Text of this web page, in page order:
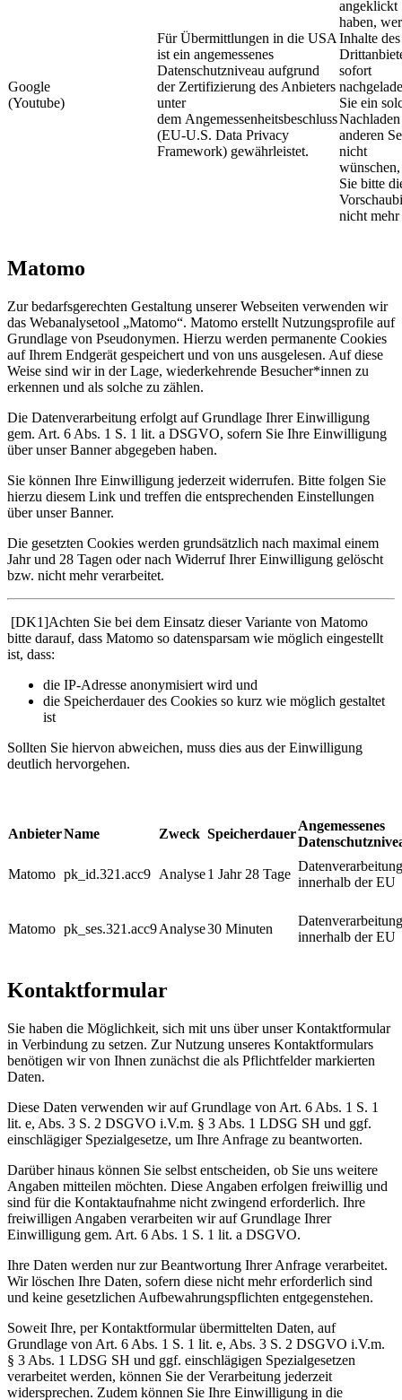
Google
(Youtube)
Für Übermittlungen in die USA
ist ein angemessenes
Datenschutzniveau aufgrund
der Zertifizierung des Anbieters
unter
dem Angemessenheitsbeschluss
(EU-U.S. Data Privacy
Framework) gewährleistet. ​
angeklickt
haben,
Inhalte des
sofort
Sie ein
anderen
nicht
Sie bitte
nicht mehr
Matomo
Zur bedarfsgerechten Gestaltung unserer Webseiten verwenden wir
das Webanalysetool „Matomo“. Matomo erstellt Nutzungsprofile auf
Grundlage von Pseudonymen. Hierzu werden permanente Cookies
auf Ihrem Endgerät gespeichert und von uns ausgelesen. Auf diese
Weise sind wir in der Lage, wiederkehrende Besucher*innen zu
erkennen und als solche zu zählen.
Die Datenverarbeitung erfolgt auf Grundlage Ihrer Einwilligung
gem. Art. 6 Abs. 1 S. 1 lit. a DSGVO, sofern Sie Ihre Einwilligung
über unser Banner abgegeben haben.
Sie können Ihre Einwilligung jederzeit widerrufen. Bitte folgen Sie
hierzu diesem Link und treffen die entsprechenden Einstellungen
über unser Banner.
Die gesetzten Cookies werden grundsätzlich nach maximal einem
Jahr und 28 Tagen oder nach Widerruf Ihrer Einwilligung gelöscht
bzw. nicht mehr verarbeitet.
[DK1]Achten Sie bei dem Einsatz dieser Variante von Matomo
bitte darauf, dass Matomo so datensparsam wie möglich eingestellt
ist, dass:
die IP-Adresse anonymisiert wird und
die Speicherdauer des Cookies so kurz wie möglich gestaltet
ist
Sollten Sie hiervon abweichen, muss dies aus der Einwilligung
deutlich hervorgehen.
AnbieterName Zweck Speicherdauer
Angemessenes
Matomo pk_id.321.acc9 Analyse1 Jahr 28 Tage
Datenverarbeitung
innerhalb der EU
Matomo pk_ses.321.acc9Analyse30 Minuten
Datenverarbeitung
innerhalb der EU
Kontaktformular
Sie haben die Möglichkeit, sich mit uns über unser Kontaktformular
in Verbindung zu setzen. Zur Nutzung unseres Kontaktformulars
benötigen wir von Ihnen zunächst die als Pflichtfelder markierten
Daten.
Diese Daten verwenden wir auf Grundlage von Art. 6 Abs. 1 S. 1
lit. e, Abs. 3 S. 2 DSGVO i.V.m. § 3 Abs. 1 LDSG SH und ggf.
einschlägiger Spezialgesetze, um Ihre Anfrage zu beantworten.
Darüber hinaus können Sie selbst entscheiden, ob Sie uns weitere
Angaben mitteilen möchten. Diese Angaben erfolgen freiwillig und
sind für die Kontaktaufnahme nicht zwingend erforderlich. Ihre
freiwilligen Angaben verarbeiten wir auf Grundlage Ihrer
Einwilligung gem. Art. 6 Abs. 1 S. 1 lit. a DSGVO.
Ihre Daten werden nur zur Beantwortung Ihrer Anfrage verarbeitet.
Wir löschen Ihre Daten, sofern diese nicht mehr erforderlich sind
und keine gesetzlichen Aufbewahrungspflichten entgegenstehen.
Soweit Ihre, per Kontaktformular übermittelten Daten, auf
Grundlage von Art. 6 Abs. 1 S. 1 lit. e, Abs. 3 S. 2 DSGVO i.V.m.
§ 3 Abs. 1 LDSG SH und ggf. einschlägigen Spezialgesetzen
verarbeitet werden, können Sie der Verarbeitung jederzeit
widersprechen. Zudem können Sie Ihre Einwilligung in die